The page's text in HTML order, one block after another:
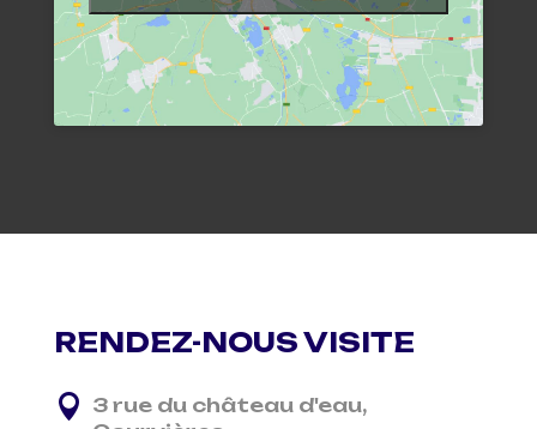
RENDEZ-NOUS VISITE
 3 rue du château d'eau,